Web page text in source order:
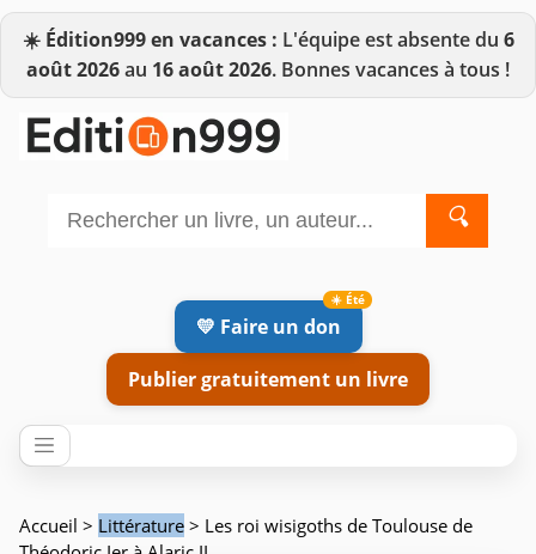
☀️ Édition999 en vacances : L'équipe est absente du 6
août 2026au 16 août 2026. Bonnes vacances à tous !
🔍
💛 Faire un don
Publier gratuitement un livre
Accueil > Littérature > Les roi wisigoths de Toulouse de